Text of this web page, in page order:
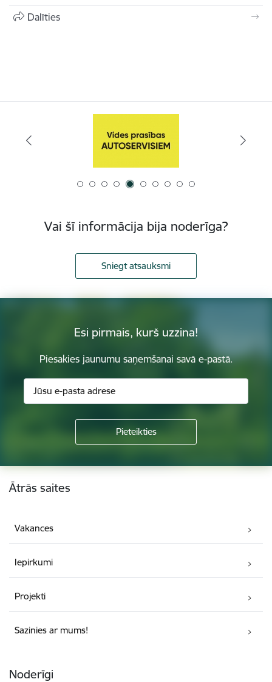
Dalīties
Vai šī informācija bija noderīga?
Sniegt atsauksmi
Esi pirmais, kurš uzzina!
Piesakies jaunumu saņemšanai savā e-pastā.
Kājene
Ātrās saites
Vakances
Iepirkumi
Projekti
Sazinies ar mums!
Noderīgi